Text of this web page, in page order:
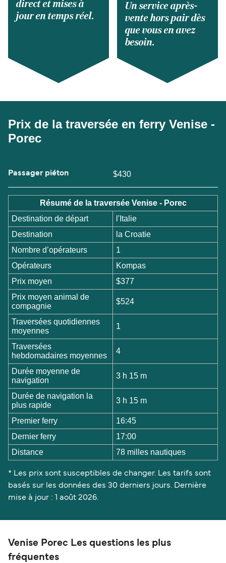
direct et mises à
jour en temps réel.
Un service après-
vente hors pair dès
que vous en avez
besoin.
Prix de la traversée en ferry Venise -
Porec
Passager piéton $430
Résumé de la traversée Venise - Porec
Destination de départ
l'Italie
Destination
la Croatie
Nombre d’opérateurs
1
Opérateurs
Kompas
Prix moyen
$377
Prix moyen animal de
compagnie
$524
Traversées quotidiennes
moyennes
1
Traversées
hebdomadaires moyennes
4
Durée moyenne de
navigation
3 h 15 m
Durée de navigation la
plus rapide
3 h 15 m
Premier ferry
16:45
Dernier ferry
17:00
Distance
78 milles nautiques
* Les prix sont susceptibles de changer. Les tarifs sont
basés sur les données des 30 derniers jours. Dernière
mise à jour : 1 août 2026.
Venise Porec Les questions les plus
fréquentes